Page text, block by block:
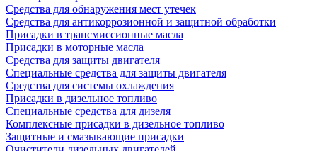
Средства для обнаружения мест утечек
Средства для антикоррозионной и защитной обработки
Присадки в трансмиссионные масла
Присадки в моторные масла
Средства для защиты двигателя
Специальныe средства для защиты двигателя
Средства для системы охлаждения
Присадки в дизельное топливо
Спeциальные средства для дизеля
Комплексные присадки в дизельное топливо
Защитные и смазывающие присадки